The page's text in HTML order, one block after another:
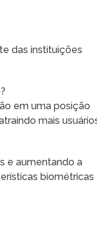
das instituições
em uma posição
mais
e aumentando a
biométricas